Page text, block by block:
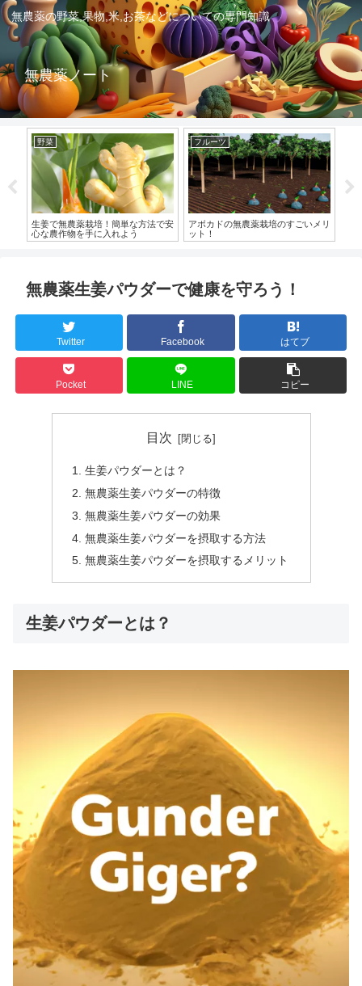
無農薬の野菜,果物,米,お茶などについての専門知識
無農薬ノート
野菜
生姜で無農薬栽培！簡単な方法で安
心な農作物を手に入れよう
フルーツ
アボカドの無農薬栽培のすごいメリ
ット！
無農薬生姜パウダーで健康を守ろう！
Twitter Facebook はてブ
Pocket LINE コピー
目次
生姜パウダーとは？
無農薬生姜パウダーの特徴
無農薬生姜パウダーの効果
無農薬生姜パウダーを摂取する方法
無農薬生姜パウダーを摂取するメリット
生姜パウダーとは？